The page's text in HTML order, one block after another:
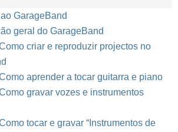
GarageBand
geral do GarageBand
criar e reproduzir projectos no
aprender a tocar guitarra e piano
gravar vozes e instrumentos
tocar e gravar “Instrumentos de